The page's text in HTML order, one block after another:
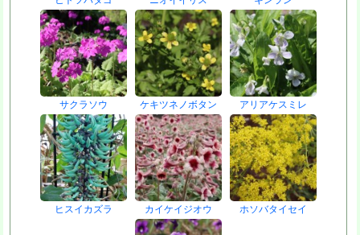
サクラソウ ケキツネノボタン アリアケスミレ
ヒスイカズラ カイケイジオウ ホソバタイセイ